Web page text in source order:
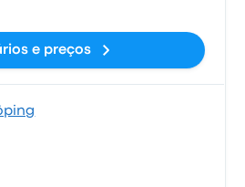
e preços